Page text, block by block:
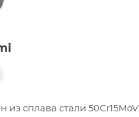
из сплава стали 50Cr15MoV.